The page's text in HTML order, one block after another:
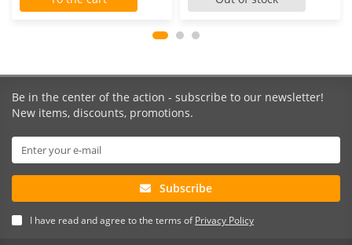
Be in the center of the action - subscribe to our newsletter!
New items, discounts, promotions.
Subscribe
I have read and agree to the terms ofPrivacy Policy